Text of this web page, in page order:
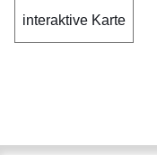
interaktive Karte